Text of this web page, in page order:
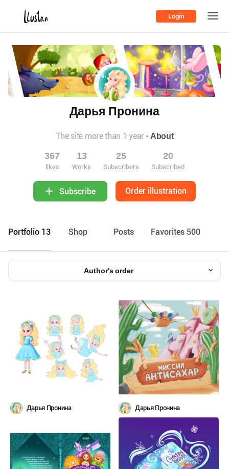
Login
Дарья Пронина
The site more than 1 year About
367
likes
13
Works
25
Subscribers
20
Subscribed
Subscribe Order illustration
Portfolio 13 Shop Posts Favorites 500
Author's order
Дарья Пронина Дарья Пронина